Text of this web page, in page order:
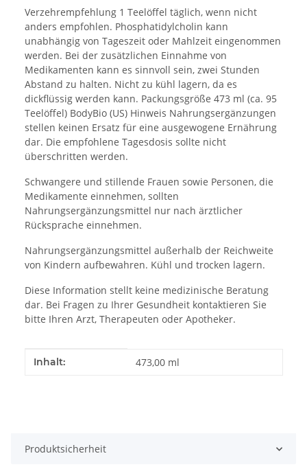
Verzehrempfehlung 1 Teelöffel täglich, wenn nicht
anders empfohlen. Phosphatidylcholin kann
unabhängig von Tageszeit oder Mahlzeit eingenommen
werden. Bei der zusätzlichen Einnahme von
Medikamenten kann es sinnvoll sein, zwei Stunden
Abstand zu halten. Nicht zu kühl lagern, da es
dickflüssig werden kann. Packungsgröße 473 ml (ca. 95
Teelöffel) BodyBio (US) Hinweis Nahrungsergänzungen
stellen keinen Ersatz für eine ausgewogene Ernährung
dar. Die empfohlene Tagesdosis sollte nicht
überschritten werden.
Schwangere und stillende Frauen sowie Personen, die
Medikamente einnehmen, sollten
Nahrungsergänzungsmittel nur nach ärztlicher
Rücksprache einnehmen.
Nahrungsergänzungsmittel außerhalb der Reichweite
von Kindern aufbewahren. Kühl und trocken lagern.
Diese Information stellt keine medizinische Beratung
dar. Bei Fragen zu Ihrer Gesundheit kontaktieren Sie
bitte Ihren Arzt, Therapeuten oder Apotheker.
Produkteigenschaft
Wert
Inhalt: 473,00 ml
Produktsicherheit